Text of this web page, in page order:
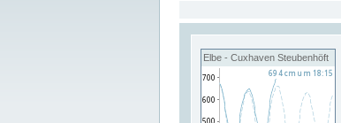
Elbe - Cuxhaven Steubenhöft